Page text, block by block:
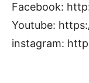
Facebook:
Youtube:
instagram: